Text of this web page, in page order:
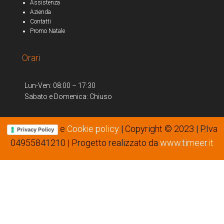
Assistenza
Azienda
Contatti
Promo Natale
Orari
Lun-Ven: 08:00 – 17:30
Sabato e Domenica: Chiuso
Privacy Policy e Cookie policy| Copyright © 2023 | P.Iva
04955841210 | Progetto realizzato da www.timeer.it